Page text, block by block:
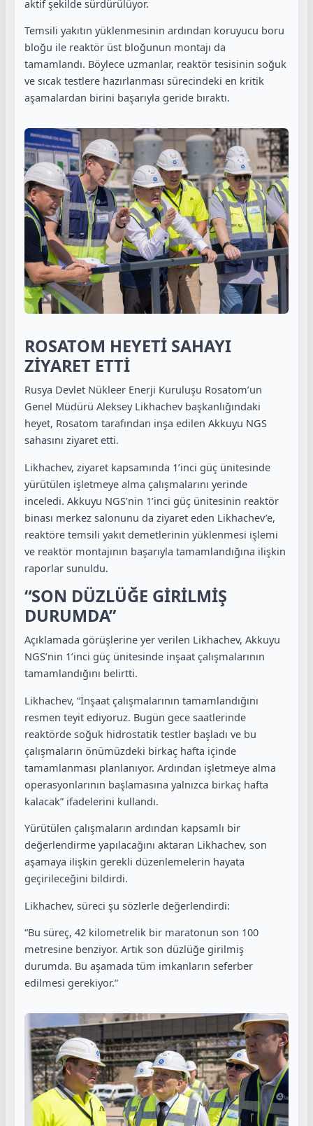
aktif şekilde sürdürülüyor.
Temsili yakıtın yüklenmesinin ardından koruyucu boru
bloğu ile reaktör üst bloğunun montajı da
tamamlandı. Böylece uzmanlar, reaktör tesisinin soğuk
ve sıcak testlere hazırlanması sürecindeki en kritik
aşamalardan birini başarıyla geride bıraktı.
ROSATOM HEYETİ SAHAYI
ZİYARET ETTİ
Rusya Devlet Nükleer Enerji Kuruluşu Rosatom’un
Genel Müdürü Aleksey Likhachev başkanlığındaki
heyet, Rosatom tarafından inşa edilen Akkuyu NGS
sahasını ziyaret etti.
Likhachev, ziyaret kapsamında 1’inci güç ünitesinde
yürütülen işletmeye alma çalışmalarını yerinde
inceledi. Akkuyu NGS’nin 1’inci güç ünitesinin reaktör
binası merkez salonunu da ziyaret eden Likhachev’e,
reaktöre temsili yakıt demetlerinin yüklenmesi işlemi
ve reaktör montajının başarıyla tamamlandığına ilişkin
raporlar sunuldu.
“SON DÜZLÜĞE GİRİLMİŞ
DURUMDA”
Açıklamada görüşlerine yer verilen Likhachev, Akkuyu
NGS’nin 1’inci güç ünitesinde inşaat çalışmalarının
tamamlandığını belirtti.
Likhachev, “İnşaat çalışmalarının tamamlandığını
resmen teyit ediyoruz. Bugün gece saatlerinde
reaktörde soğuk hidrostatik testler başladı ve bu
çalışmaların önümüzdeki birkaç hafta içinde
tamamlanması planlanıyor. Ardından işletmeye alma
operasyonlarının başlamasına yalnızca birkaç hafta
kalacak” ifadelerini kullandı.
Yürütülen çalışmaların ardından kapsamlı bir
değerlendirme yapılacağını aktaran Likhachev, son
aşamaya ilişkin gerekli düzenlemelerin hayata
geçirileceğini bildirdi.
Likhachev, süreci şu sözlerle değerlendirdi:
“Bu süreç, 42 kilometrelik bir maratonun son 100
metresine benziyor. Artık son düzlüğe girilmiş
durumda. Bu aşamada tüm imkanların seferber
edilmesi gerekiyor.”